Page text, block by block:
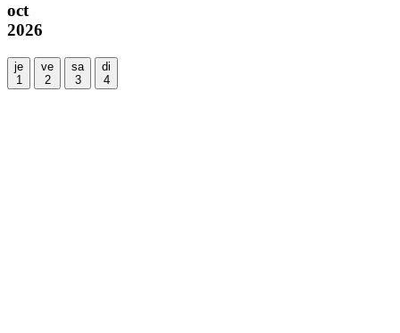
oct
2026
je
1
ve
2
sa
3
di
4